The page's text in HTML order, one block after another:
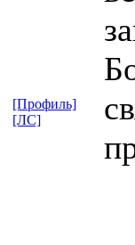
[Профиль]
[ЛС]